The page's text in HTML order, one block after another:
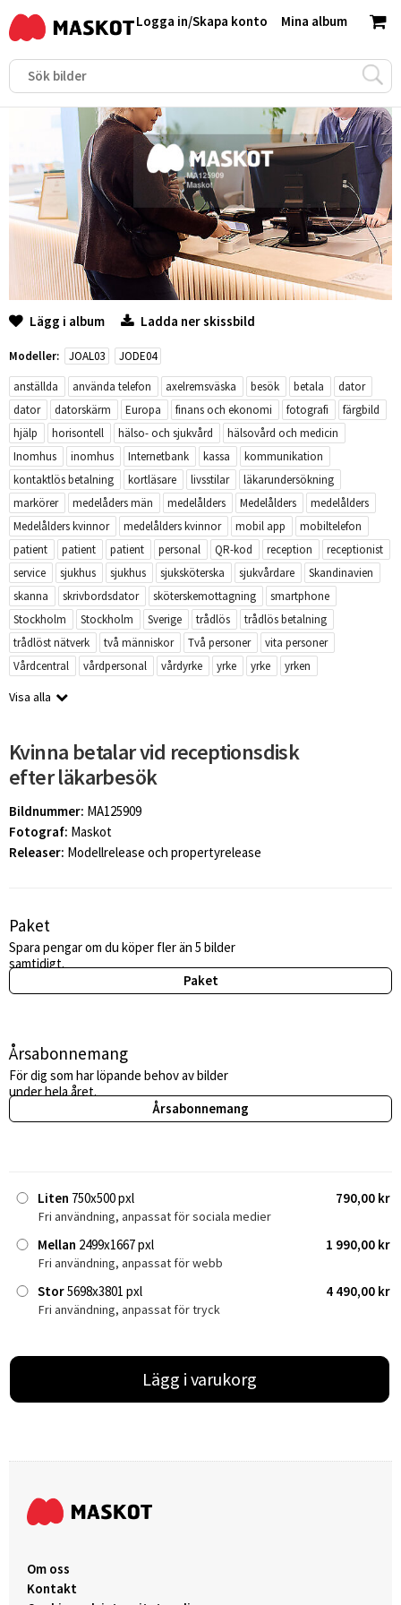
Mina album
Logga in/Skapa konto
Lägg i album Ladda ner skissbild
Modeller: JOAL03
JODE04
anställda
använda telefon axelremsväska besök betala
dator
dator
datorskärm Europa finans och ekonomi fotografi
färgbild
hjälp
horisontell hälso- och sjukvård
hälsovård och medicin
Inomhus
inomhus Internetbank kassa
kommunikation
kontaktlös betalning
kortläsare livsstilar
läkarundersökning
markörer
medelåders män medelålders Medelålders
medelålders
Medelålders kvinnor
medelålders kvinnor mobil app
mobiltelefon
patient
patient patient personal QR-kod reception
receptionist
service
sjukhus sjukhus sjuksköterska sjukvårdare
Skandinavien
skanna
skrivbordsdator sköterskemottagning
smartphone
Stockholm
Stockholm Sverige trådlös
trådlös betalning
trådlöst nätverk
två människor Två personer
vita personer
Vårdcentral
vårdpersonal vårdyrke yrke yrke yrken
Visa alla
Kvinna betalar vid receptionsdisk
efter läkarbesök
Bildnummer: MA125909
Fotograf: Maskot
Releaser: Modellrelease och propertyrelease
Paket
Spara pengar om du köper fler än 5 bilder
samtidigt.
Paket
Årsabonnemang
För dig som har löpande behov av bilder
under hela året.
Årsabonnemang
Liten 750x500 pxl 790,00 kr
Fri användning, anpassat för sociala medier
Mellan 2499x1667 pxl 1 990,00 kr
Fri användning, anpassat för webb
Stor5698x3801 pxl 4 490,00 kr
Fri användning, anpassat för tryck
Lägg i varukorg
Om oss
Kontakt